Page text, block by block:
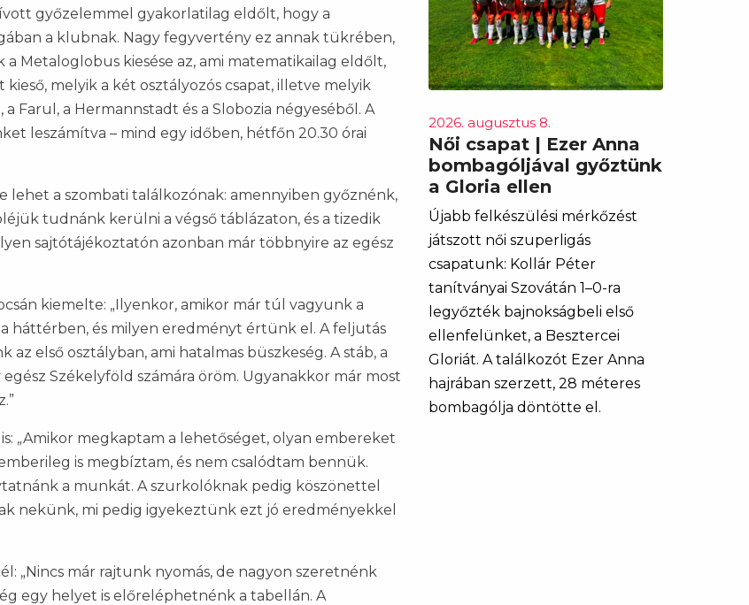
győzelemmel gyakorlatilag eldőlt, hogy a
a klubnak. Nagy fegyvertény ez annak tükrében,
Metaloglobus kiesése az, ami matematikailag eldőlt,
melyik a két osztályozós csapat, illetve melyik
a Hermannstadt és a Slobozia négyeséből. A
leszámítva – mind egy időben, hétfőn 20.30 órai
a szombati találkozónak: amennyiben győznénk,
tudnánk kerülni a végső táblázaton, és a tizedik
sajtótájékoztatón azonban már többnyire az egész
kiemelte: „Ilyenkor, amikor már túl vagyunk a
háttérben, és milyen eredményt értünk el. A feljutás
első osztályban, ami hatalmas büszkeség. A stáb, a
Székelyföld számára öröm. Ugyanakkor már most
„Amikor megkaptam a lehetőséget, olyan embereket
is megbíztam, és nem csalódtam bennük.
a munkát. A szurkolóknak pedig köszönettel
nekünk, mi pedig igyekeztünk ezt jó eredményekkel
„Nincs már rajtunk nyomás, de nagyon szeretnénk
egy helyet is előreléphetnénk a tabellán. A
2026. augusztus 8.
Női csapat | Ezer Anna
bombagóljával győztünk
a Gloria ellen
Újabb felkészülési mérkőzést
játszott női szuperligás
csapatunk: Kollár Péter
tanítványai Szovátán 1–0-ra
legyőzték bajnokságbeli első
ellenfelünket, a Besztercei
Gloriát. A találkozót Ezer Anna
hajrában szerzett, 28 méteres
bombagólja döntötte el.